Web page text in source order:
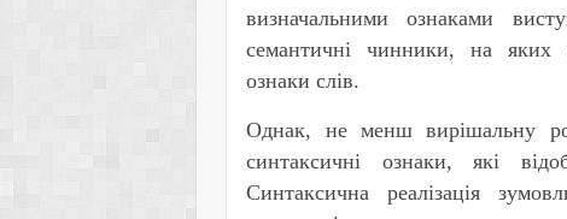
визначальними ознаками
семантичні чинники, на яких
ознаки слів.
Однак, не менш вирішальну
синтаксичні ознаки, які
Синтаксична реалізація